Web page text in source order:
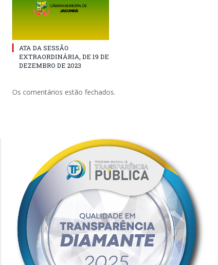
ATA DA SESSÃO
EXTRAORDINÁRIA, DE 19 DE
DEZEMBRO DE 2023
Os comentários estão fechados.